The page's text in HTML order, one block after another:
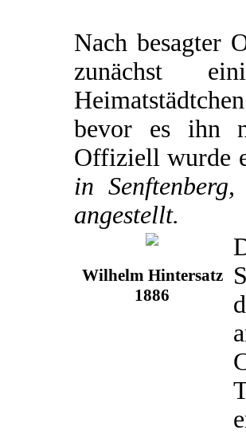
Nach besagter
zunächst
bevor es ihn
Offiziell wurde
in
angestellt.
Wilhelm Hintersatz
1886